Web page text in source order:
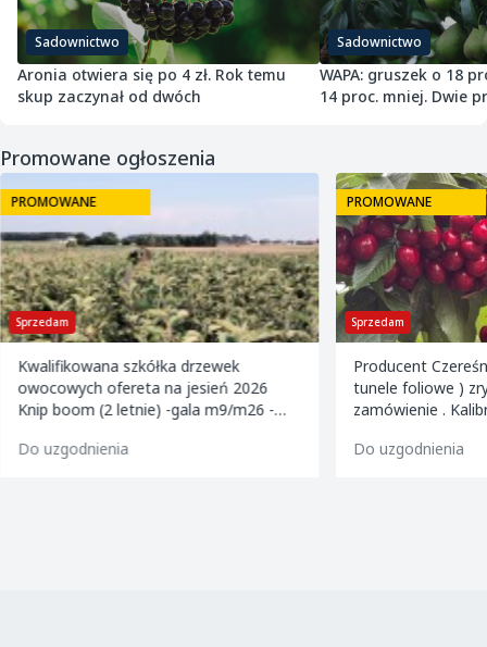
Sadownictwo
Aronia otwiera się po 4 zł. Rok temu
skup zaczynał od dwóch
Sadownictwo
WAPA: gruszek o 18
14 proc. mniej. Dwie
Promowane ogłoszenia
Sprzedam
Kwalifikowana szkółka drzewek
owocowych ofereta na jesień 2026
Knip boom (2 letnie) -gala m9/m26 -
m9 -paulared m9/m2
Do uzgodnienia
Sprzedam
PROMOWANE
Producent
tunele foliowe )
zamówienie . Kalibrowane , chłodzone i
Do uzgodnienia